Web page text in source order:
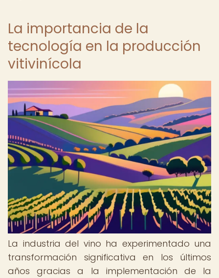
La importancia de la
tecnología en la producción
vitivinícola
La industria del vino ha experimentado una
transformación significativa en los últimos
años gracias a la implementación de la